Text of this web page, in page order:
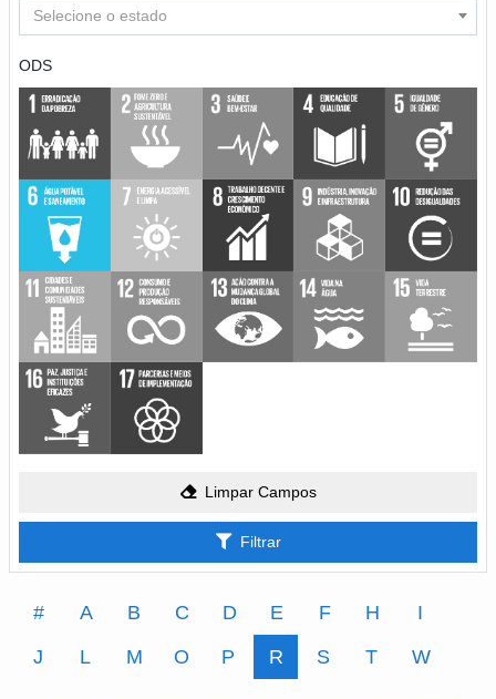
Selecione o estado
ODS
Limpar Campos
Filtrar
# A B C D E F H
I
J
L M O P R S T W